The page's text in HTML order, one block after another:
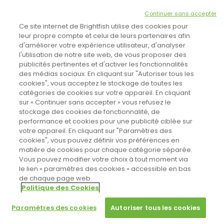
TOUTES LES NEWS
CINEVOX SUR FACEBOOK
Designed byPoids Plume
© Copyright 2011-2026, All Rights Reserved -Politique de cookies
Paramètres des cookies
Sahifa ThemeLicense is not validated, Go to the theme options
page to validate the license, You need a single license for each
domain name.
Ce site internet de Brightfish utilise des cookies pour
leur propre compte et celui de leurs partenaires afin
d'améliorer votre expérience utilisateur, d'analyser
l'utilisation de notre site web, de vous proposer des
publicités pertinentes et d'activer les fonctionnalités
des médias sociaux. En cliquant sur "Autoriser tous les
cookies", vous acceptez le stockage de toutes les
catégories de cookies sur votre appareil. En cliquant
sur « Continuer sans accepter » vous refusez le
stockage des cookies de fonctionnalité, de
performance et cookies pour une publicité ciblée sur
votre appareil. En cliquant sur "Paramètres des
cookies", vous pouvez définir vos préférences en
matière de cookies pour chaque catégorie séparée.
Vous pouvez modifier votre choix à tout moment via
le lien « paramètres des cookies » accessible en bas
de chaque page web.
Politique des Cookies
Paramètres des cookies Autoriser tous les cookies
Continuer sans accepter